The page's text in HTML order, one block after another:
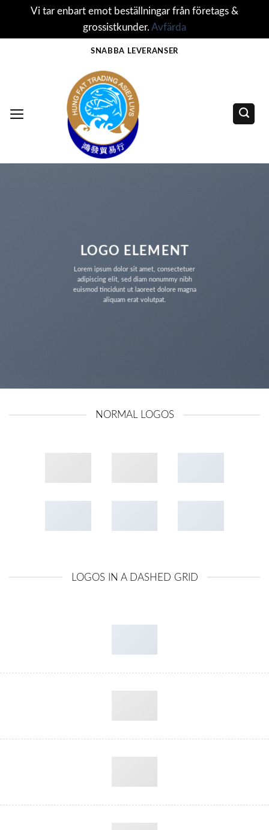
Vi tar enbart emot beställningar från företags &
grossistkunder. Avfärda
SNABBA LEVERANSER
LOGO ELEMENT
Lorem ipsum dolor sit amet, consectetuer
adipiscing elit, sed diam nonummy nibh
euismod tincidunt ut laoreet dolore magna
aliquam erat volutpat.
NORMAL LOGOS
LOGOS IN A DASHED GRID